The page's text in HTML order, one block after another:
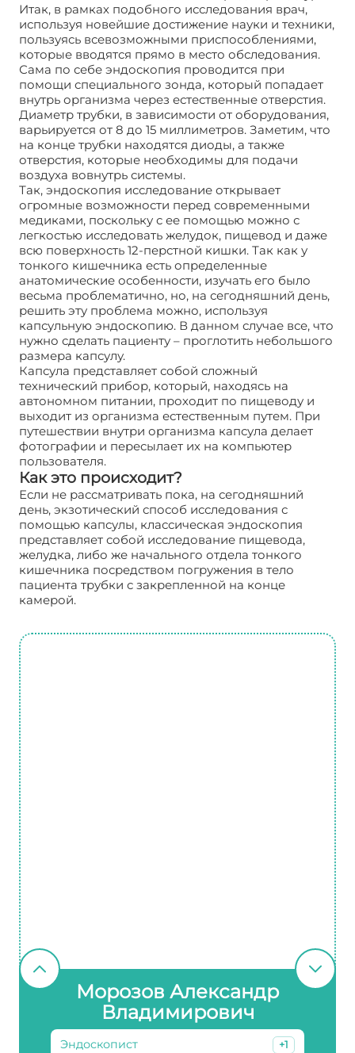
Итак, в рамках подобного исследования врач,
используя новейшие достижение науки и техники,
пользуясь всевозможными приспособлениями,
которые вводятся прямо в место обследования.
Сама по себе эндоскопия проводится при
помощи специального зонда, который попадает
внутрь организма через естественные отверстия.
Диаметр трубки, в зависимости от оборудования,
варьируется от 8 до 15 миллиметров. Заметим, что
на конце трубки находятся диоды, а также
отверстия, которые необходимы для подачи
воздуха вовнутрь системы.
Так, эндоскопия исследование открывает
огромные возможности перед современными
медиками, поскольку с ее помощью можно с
легкостью исследовать желудок, пищевод и даже
всю поверхность 12-перстной кишки. Так как у
тонкого кишечника есть определенные
анатомические особенности, изучать его было
весьма проблематично, но, на сегодняшний день,
решить эту проблема можно, используя
капсульную эндоскопию. В данном случае все, что
нужно сделать пациенту – проглотить небольшого
размера капсулу.
Капсула представляет собой сложный
технический прибор, который, находясь на
автономном питании, проходит по пищеводу и
выходит из организма естественным путем. При
путешествии внутри организма капсула делает
фотографии и пересылает их на компьютер
пользователя.
Как это происходит?
Если не рассматривать пока, на сегодняшний
день, экзотический способ исследования с
помощью капсулы, классическая эндоскопия
представляет собой исследование пищевода,
желудка, либо же начального отдела тонкого
кишечника посредством погружения в тело
пациента трубки с закрепленной на конце
камерой.
Морозов Александр
Владимирович
Эндоскопист +1